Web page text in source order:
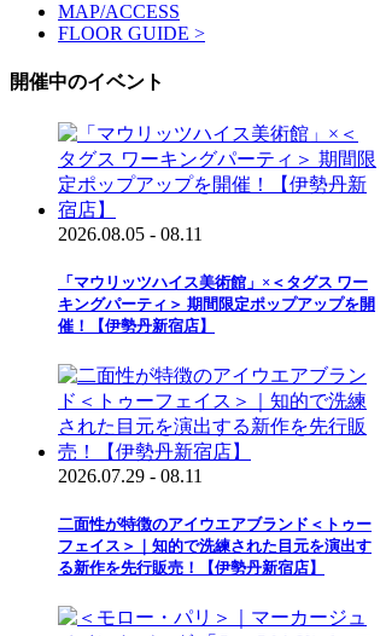
MAP/ACCESS
FLOOR GUIDE >
開催中のイベント
2026.08.05 - 08.11
「マウリッツハイス美術館」×＜タグス ワー
キングパーティ＞ 期間限定ポップアップを開
催！【伊勢丹新宿店】
2026.07.29 - 08.11
二面性が特徴のアイウエアブランド＜トゥー
フェイス＞｜知的で洗練された目元を演出す
る新作を先行販売！【伊勢丹新宿店】